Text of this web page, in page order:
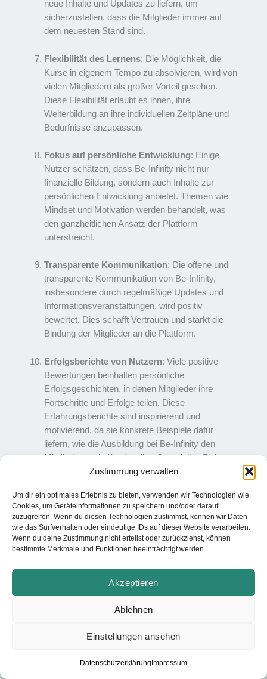
Zustimmung verwalten
Um dir ein optimales Erlebnis zu bieten, verwenden wir Technologien wie
Cookies, um Geräteinformationen zu speichern und/oder darauf
zuzugreifen. Wenn du diesen Technologien zustimmst, können wir Daten
wie das Surfverhalten oder eindeutige IDs auf dieser Website verarbeiten.
Wenn du deine Zustimmung nicht erteilst oder zurückziehst, können
bestimmte Merkmale und Funktionen beeinträchtigt werden.
Akzeptieren
Ablehnen
Einstellungen ansehen
Datenschutzerklärung Impressum
neue Inhalte und Updates zu liefern, um
sicherzustellen, dass die Mitglieder immer auf
dem neuesten Stand sind.
Flexibilität des Lernens: Die Möglichkeit, die
Kurse in eigenem Tempo zu absolvieren, wird von
vielen Mitgliedern als großer Vorteil gesehen.
Diese Flexibilität erlaubt es ihnen, ihre
Weiterbildung an ihre individuellen Zeitpläne und
Bedürfnisse anzupassen.
Fokus auf persönliche Entwicklung: Einige
Nutzer schätzen, dass Be-Infinity nicht nur
finanzielle Bildung, sondern auch Inhalte zur
persönlichen Entwicklung anbietet. Themen wie
Mindset und Motivation werden behandelt, was
den ganzheitlichen Ansatz der Plattform
unterstreicht.
Transparente Kommunikation: Die offene und
transparente Kommunikation von Be-Infinity,
insbesondere durch regelmäßige Updates und
Informationsveranstaltungen, wird positiv
bewertet. Dies schafft Vertrauen und stärkt die
Bindung der Mitglieder an die Plattform.
Erfolgsberichte von Nutzern: Viele positive
Bewertungen beinhalten persönliche
Erfolgsgeschichten, in denen Mitglieder ihre
Fortschritte und Erfolge teilen. Diese
Erfahrungsberichte sind inspirierend und
motivierend, da sie konkrete Beispiele dafür
liefern, wie die Ausbildung bei Be-Infinity den
Mitgliedern geholfen hat, ihre finanziellen Ziele zu